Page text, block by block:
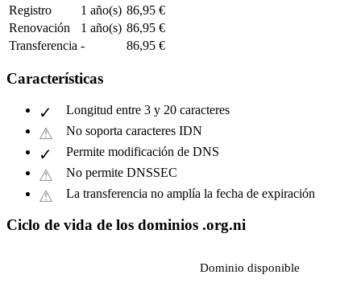
Registro
1 año(s) 86,95 €
Renovación
1 año(s) 86,95 €
Transferencia - 86,95 €
Características
Longitud entre 3 y 20 caracteres
No soporta caracteres IDN
Permite modificación de DNS
No permite DNSSEC
La transferencia no amplía la fecha de expiración
Ciclo de vida de los dominios .org.ni
Dominio disponible